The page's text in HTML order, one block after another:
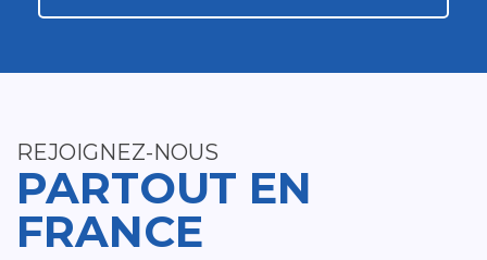
REJOIGNEZ-NOUS
PARTOUT EN
FRANCE